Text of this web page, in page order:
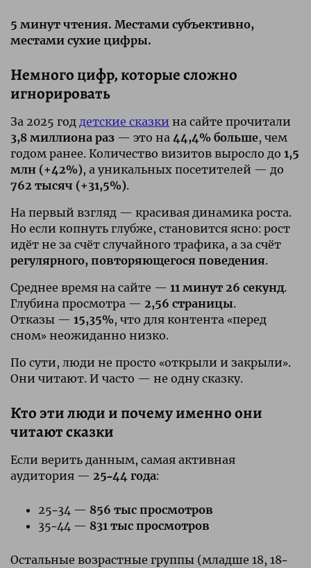
5 минут чтения. Местами субъективно,
местами сухие цифры.
Немного цифр, которые сложно
игнорировать
За 2025 год детские сказки на сайте прочитали
3,8 миллиона раз — это на 44,4% больше, чем
годом ранее. Количество визитов выросло до 1,5
млн (+42%), а уникальных посетителей — до
762 тысяч (+31,5%).
На первый взгляд — красивая динамика роста.
Но если копнуть глубже, становится ясно: рост
идёт не за счёт случайного трафика, а за счёт
регулярного, повторяющегося поведения.
Среднее время на сайте — 11 минут 26 секунд.
Глубина просмотра — 2,56 страницы.
Отказы — 15,35%, что для контента «перед
сном» неожиданно низко.
По сути, люди не просто «открыли и закрыли».
Они читают. И часто — не одну сказку.
Кто эти люди и почему именно они
читают сказки
Если верить данным, самая активная
аудитория — 25–44 года:
25–34 — 856 тыс просмотров
35–44 — 831 тыс просмотров
Остальные возрастные группы (младше 18, 18–